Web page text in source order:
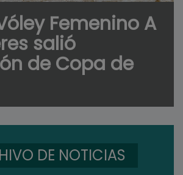
Femenino A
salió
de Copa de
DE NOTICIAS